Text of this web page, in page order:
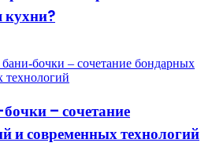
кухни?
– сочетание
и современных технологий